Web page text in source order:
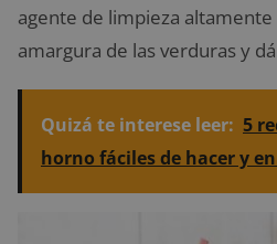
agente de limpieza
amargura de las verduras y
Quizá te interese leer: 5
horno fáciles de hacer y